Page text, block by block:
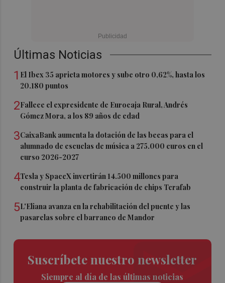
Últimas Noticias
1 El Ibex 35 aprieta motores y sube otro 0,62%, hasta los
20.180 puntos
2Fallece el expresidente de Eurocaja Rural, Andrés
Gómez Mora, a los 89 años de edad
3CaixaBank aumenta la dotación de las becas para el
alumnado de escuelas de música a 275.000 euros en el
curso 2026-2027
4Tesla y SpaceX invertirán 14.500 millones para
construir la planta de fabricación de chips Terafab
5L'Eliana avanza en la rehabilitación del puente y las
pasarelas sobre el barranco de Mandor
Suscríbete nuestro newsletter
Siempre al día de las últimas noticias